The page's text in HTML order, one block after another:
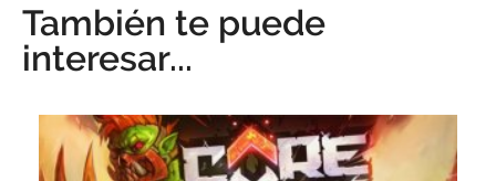
También te puede
interesar...